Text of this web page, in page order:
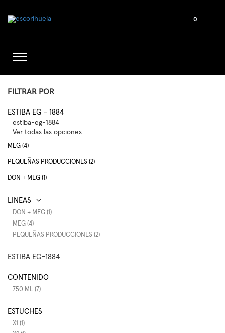
0
FILTRAR POR
ESTIBA EG - 1884
estiba-eg-1884
Ver todas las opciones
MEG (4)
PEQUEÑAS PRODUCCIONES (2)
DON + MEG (1)
DON + MEG (1)
MEG (4)
PEQUEÑAS PRODUCCIONES (2)
ESTIBA EG-1884
CONTENIDO
750 ML (7)
ESTUCHES
X1 (1)